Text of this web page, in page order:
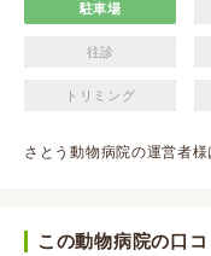
駐車場
往診
トリミング
さとう動物病院の運営者様
この動物病院の口コ